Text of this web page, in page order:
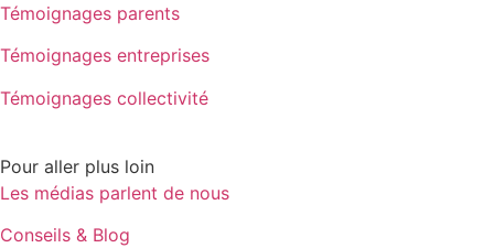
Témoignages parents
Témoignages entreprises
Témoignages collectivité
Pour aller plus loin
Les médias parlent de nous
Conseils & Blog